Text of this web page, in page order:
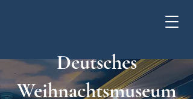
Deutsches
Weihnachtsmuseum